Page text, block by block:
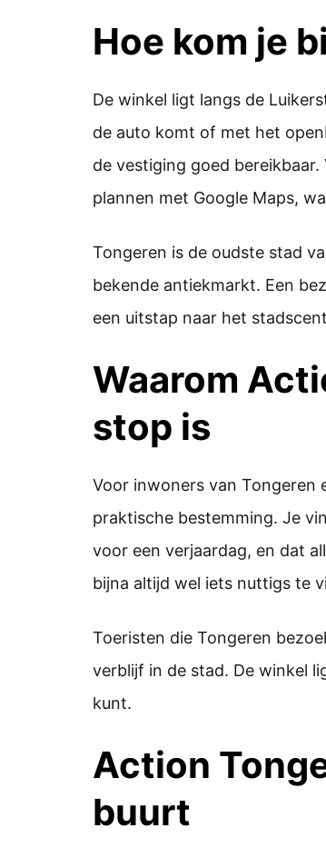
Hoe kom je
De winkel ligt langs de
de auto komt of met het
de vestiging goed
plannen met Google Maps,
Tongeren is de oudste stad
bekende antiekmarkt. Een
een uitstap naar het
Waarom
stop is
Voor inwoners van Tongeren
praktische bestemming. Je
voor een verjaardag, en dat
bijna altijd wel iets nuttigs te
Toeristen die Tongeren
verblijf in de stad. De winkel
kunt.
Action
buurt